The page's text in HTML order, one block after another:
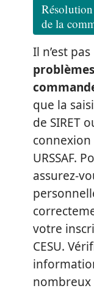
de la
Il n’est
que la
de SIRET
connexion
URSSAF.
assurez-
votre
CESU.
nombreux